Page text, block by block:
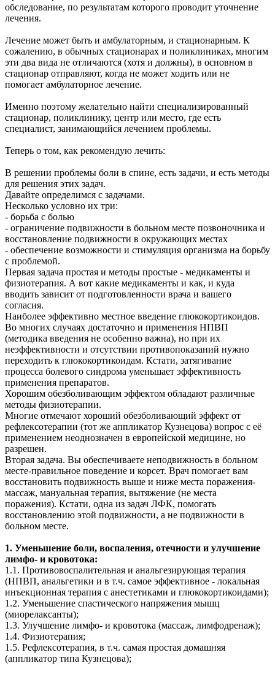
обследование, по результатам которого проводит уточнение
лечения.
Лечение может быть и амбулаторным, и стационарным. К
сожалению, в обычных стационарах и поликлиниках, многим
эти два вида не отличаются (хотя и должны), в основном в
стационар отправляют, когда не может ходить или не
помогает амбулаторное лечение.
Именно поэтому желательно найти специализированный
стационар, поликлинику, центр или место, где есть
специалист, занимающийся лечением проблемы.
Теперь о том, как рекомендую лечить:
В решении проблемы боли в спине, есть задачи, и есть методы
для решения этих задач.
Давайте определимся с задачами.
Несколько условно их три:
- борьба с болью
- ограничение подвижности в больном месте позвоночника и
восстановление подвижности в окружающих местах
- обеспечение возможности и стимуляция организма на борьбу
с проблемой.
Первая задача простая и методы простые - медикаменты и
физиотерапия. А вот какие медикаменты и как, и куда
вводить зависит от подготовленности врача и вашего
согласия.
Наиболее эффективно местное введение глюкокортикоидов.
Во многих случаях достаточно и применения НПВП
(методика введения не особенно важна), но при их
неэффективности и отсутствии противопоказаний нужно
переходить к глюкокортикоидам. Кстати, затягивание
процесса болевого синдрома уменьшает эффективность
применения препаратов.
Хорошим обезболивающим эффектом обладают различные
методы физиотерапии.
Многие отмечают хороший обезболивающий эффект от
рефлексотерапии (тот же аппликатор Кузнецова) вопрос с её
применением неоднозначен в европейской медицине, но
разрешен.
Вторая задача. Вы обеспечиваете неподвижность в больном
месте-правильное поведение и корсет. Врач помогает вам
восстановить подвижность выше и ниже места поражения-
массаж, мануальная терапия, вытяжение (не места
поражения). Кстати, одна из задач ЛФК, помогать
восстановлению этой подвижности, а не подвижности в
больном месте.
1. Уменьшение боли, воспаления, отечности и улучшение
лимфо- и кровотока:
1.1. Противовоспалительная и анальгезирующая терапия
(НПВП, анальгетики и в т.ч. самое эффективное - локальная
инъекционная терапия с анестетиками и глюкокортикоидами);
1.2. Уменьшение спастического напряжения мышц
(миорелаксанты);
1.3. Улучшение лимфо- и кровотока (массаж, лимфодренаж);
1.4. Физиотерапия;
1.5. Рефлексотерапия, в т.ч. самая простая домашняя
(аппликатор типа Кузнецова);